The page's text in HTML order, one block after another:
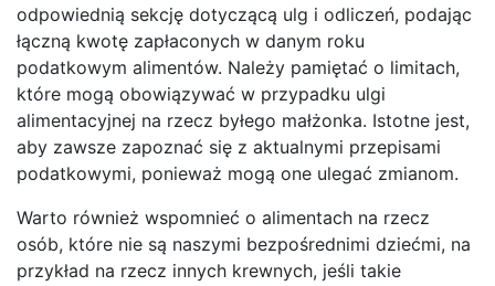
odpowiednią sekcję dotyczącą ulg i odliczeń, podając
łączną kwotę zapłaconych w danym roku
podatkowym alimentów. Należy pamiętać o limitach,
które mogą obowiązywać w przypadku ulgi
alimentacyjnej na rzecz byłego małżonka. Istotne jest,
aby zawsze zapoznać się z aktualnymi przepisami
podatkowymi, ponieważ mogą one ulegać zmianom.
Warto również wspomnieć o alimentach na rzecz
osób, które nie są naszymi bezpośrednimi dziećmi, na
przykład na rzecz innych krewnych, jeśli takie